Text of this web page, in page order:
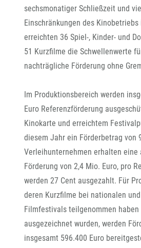
sechsmonatiger Schließzeit und
Einschränkungen des Kinobetriebs
erreichten 36 Spiel-, Kinder- und
51 Kurzfilme die Schwellenwerte
nachträgliche Förderung ohne
Im Produktionsbereich werden
Euro Referenzförderung
Kinokarte und erreichtem
diesem Jahr ein Förderbetrag von
Verleihunternehmen erhalten eine
Förderung von 2,4 Mio. Euro, pro
werden 27 Cent ausgezahlt. Für
deren Kurzfilme bei nationalen
Filmfestivals teilgenommen haben
ausgezeichnet wurden, werden
insgesamt 596.400 Euro